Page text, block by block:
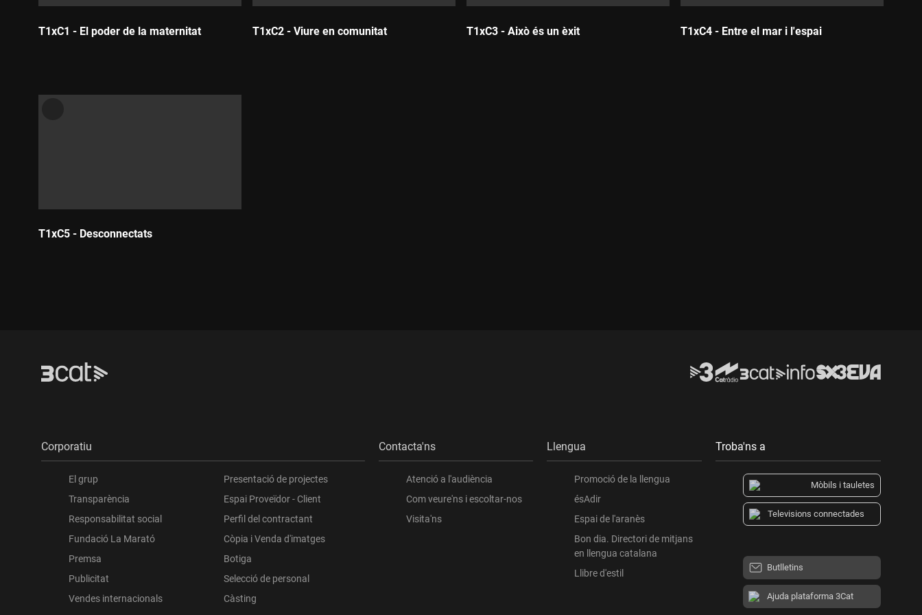
T1xC1 - El poder de la maternitat T1xC2 - Viure en comunitat T1xC3 - Això és un èxit T1xC4 - Entre el mar i l'espai
T1xC5 - Desconnectats
Corporatiu
El grup
Transparència
Responsabilitat social
Fundació La Marató
Premsa
Publicitat
Vendes internacionals
Presentació de projectes
Espai Proveïdor - Client
Perfil del contractant
Còpia i Venda d'imatges
Botiga
Selecció de personal
Càsting
Contacta'ns
Atenció a l'audiència
Com veure'ns i escoltar-nos
Visita'ns
Llengua
Promoció de la llengua
ésAdir
Espai de l'aranès
Bon dia. Directori de mitjans
en llengua catalana
Llibre d'estil
Troba'ns a
Mòbils i tauletes
Televisions connectades
Butlletins
Ajuda plataforma 3Cat